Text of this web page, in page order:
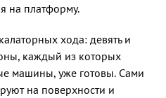
на платформу.
хода: девять и
каждый из которых
машины, уже готовы. Сами
на поверхности и